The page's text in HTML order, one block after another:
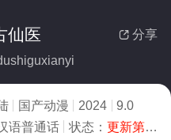
 分享
仙医
国产动漫 2024
9.0
语普通话 状态： 更新第201集